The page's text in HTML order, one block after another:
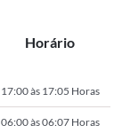
Horário
17:00 às 17:05 Horas
06:00 às 06:07 Horas